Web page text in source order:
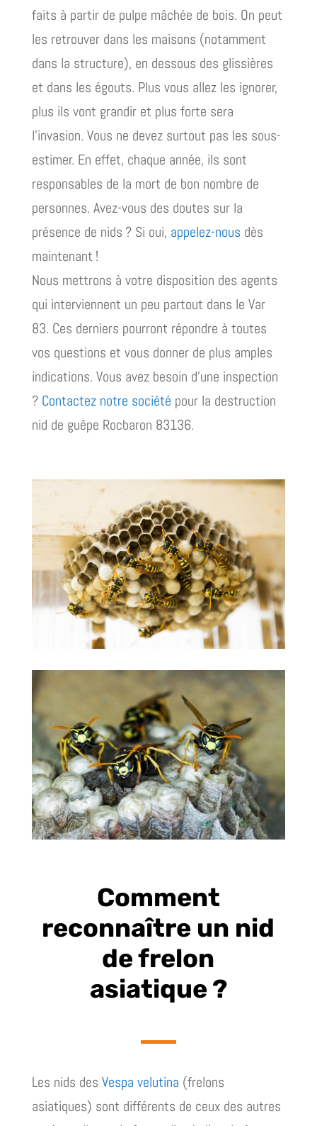
faits à partir de pulpe mâchée de bois. On peut
les retrouver dans les maisons (notamment
dans la structure), en dessous des glissières
et dans les égouts. Plus vous allez les ignorer,
plus ils vont grandir et plus forte sera
l’invasion. Vous ne devez surtout pas les sous-
estimer. En effet, chaque année, ils sont
responsables de la mort de bon nombre de
personnes. Avez-vous des doutes sur la
présence de nids ? Si oui, appelez-nous dès
maintenant !
Nous mettrons à votre disposition des agents
qui interviennent un peu partout dans le Var
83. Ces derniers pourront répondre à toutes
vos questions et vous donner de plus amples
indications. Vous avez besoin d’une inspection
? Contactez notre société pour la destruction
nid de guêpe Rocbaron 83136.
Comment
reconnaître un nid
de frelon
asiatique ?
Les nids des Vespa velutina (frelons
asiatiques) sont différents de ceux des autres